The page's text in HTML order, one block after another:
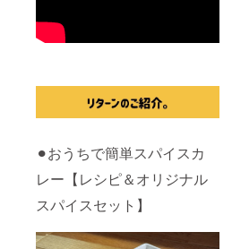
⚫︎おうちで簡単スパイスカ
レー【レシピ＆オリジナル
スパイスセット】